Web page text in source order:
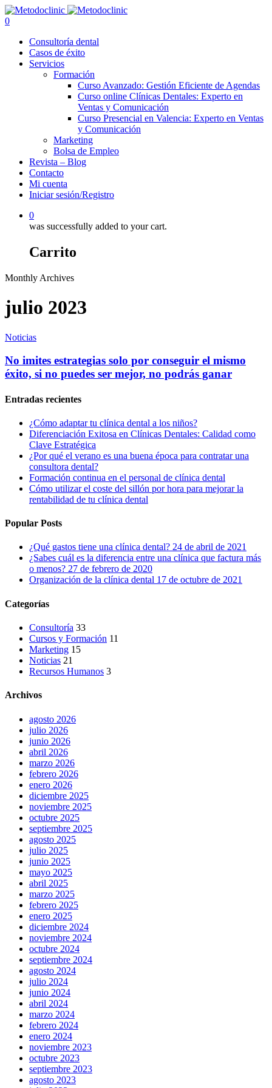
0
Consultoría dental
Casos de éxito
Servicios
Formación
Curso Avanzado: Gestión Eficiente de Agendas
Curso online Clínicas Dentales: Experto en
Ventas y Comunicación
Curso Presencial en Valencia: Experto en Ventas
y Comunicación
Marketing
Bolsa de Empleo
Revista – Blog
Contacto
Mi cuenta
Iniciar sesión/Registro
0
was successfully added to your cart.
Carrito
Monthly Archives
julio 2023
Noticias
No imites estrategias solo por conseguir el mismo
éxito, si no puedes ser mejor, no podrás ganar
Entradas recientes
¿Cómo adaptar tu clínica dental a los niños?
Diferenciación Exitosa en Clínicas Dentales: Calidad como
Clave Estratégica
¿Por qué el verano es una buena época para contratar una
consultora dental?
Formación continua en el personal de clínica dental
Cómo utilizar el coste del sillón por hora para mejorar la
rentabilidad de tu clínica dental
Popular Posts
¿Qué gastos tiene una clínica dental? 24 de abril de 2021
¿Sabes cuál es la diferencia entre una clínica que factura más
o menos? 27 de febrero de 2020
Organización de la clínica dental 17 de octubre de 2021
Categorías
Consultoría 33
Cursos y Formación 11
Marketing 15
Noticias 21
Recursos Humanos 3
Archivos
agosto 2026
julio 2026
junio 2026
abril 2026
marzo 2026
febrero 2026
enero 2026
diciembre 2025
noviembre 2025
octubre 2025
septiembre 2025
agosto 2025
julio 2025
junio 2025
mayo 2025
abril 2025
marzo 2025
febrero 2025
enero 2025
diciembre 2024
noviembre 2024
octubre 2024
septiembre 2024
agosto 2024
julio 2024
junio 2024
abril 2024
marzo 2024
febrero 2024
enero 2024
noviembre 2023
octubre 2023
septiembre 2023
agosto 2023